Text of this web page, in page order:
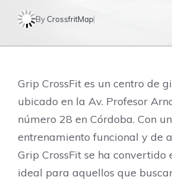
By CrossfritMap
Grip CrossFit es un centro de
ubicado en la Av. Profesor
número 28 en Córdoba. Con
entrenamiento funcional y de
Grip CrossFit se ha convertido
ideal para aquellos que